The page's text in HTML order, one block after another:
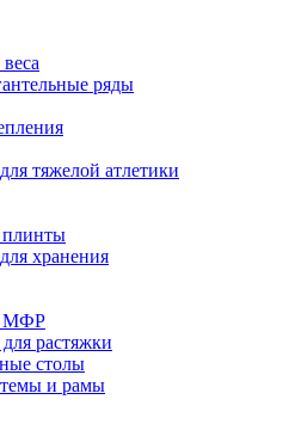
ряды
тяжелой атлетики
хранения
МФР
растяжки
столы
и рамы